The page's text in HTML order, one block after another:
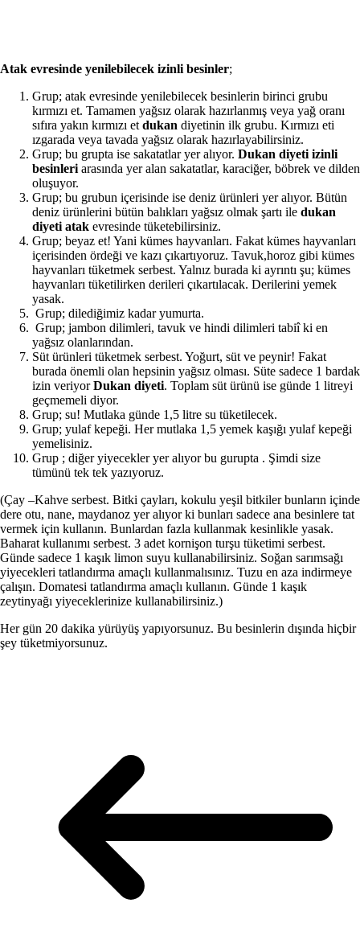
Atak evresinde yenilebilecek izinli besinler;
Grup; atak evresinde yenilebilecek besinlerin birinci grubu
kırmızı et. Tamamen yağsız olarak hazırlanmış veya yağ oranı
sıfıra yakın kırmızı et dukan diyetinin ilk grubu. Kırmızı eti
ızgarada veya tavada yağsız olarak hazırlayabilirsiniz.
Grup; bu grupta ise sakatatlar yer alıyor. Dukan diyeti izinli
besinleri arasında yer alan sakatatlar, karaciğer, böbrek ve dilden
oluşuyor.
Grup; bu grubun içerisinde ise deniz ürünleri yer alıyor. Bütün
deniz ürünlerini bütün balıkları yağsız olmak şartı ile dukan
diyeti atak evresinde tüketebilirsiniz.
Grup; beyaz et! Yani kümes hayvanları. Fakat kümes hayvanları
içerisinden ördeği ve kazı çıkartıyoruz. Tavuk,horoz gibi kümes
hayvanları tüketmek serbest. Yalnız burada ki ayrıntı şu; kümes
hayvanları tüketilirken derileri çıkartılacak. Derilerini yemek
yasak.
Grup; dilediğimiz kadar yumurta.
Grup; jambon dilimleri, tavuk ve hindi dilimleri tabiî ki en
yağsız olanlarından.
Süt ürünleri tüketmek serbest. Yoğurt, süt ve peynir! Fakat
burada önemli olan hepsinin yağsız olması. Süte sadece 1 bardak
izin veriyorDukan diyeti. Toplam süt ürünü ise günde 1 litreyi
geçmemeli diyor.
Grup; su! Mutlaka günde 1,5 litre su tüketilecek.
Grup; yulaf kepeği. Her mutlaka 1,5 yemek kaşığı yulaf kepeği
yemelisiniz.
Grup ; diğer yiyecekler yer alıyor bu gurupta . Şimdi size
tümünü tek tek yazıyoruz.
(Çay –Kahve serbest. Bitki çayları, kokulu yeşil bitkiler bunların içinde
dere otu, nane, maydanoz yer alıyor ki bunları sadece ana besinlere tat
vermek için kullanın. Bunlardan fazla kullanmak kesinlikle yasak.
Baharat kullanımı serbest. 3 adet kornişon turşu tüketimi serbest.
Günde sadece 1 kaşık limon suyu kullanabilirsiniz. Soğan sarımsağı
yiyecekleri tatlandırma amaçlı kullanmalısınız. Tuzu en aza indirmeye
çalışın. Domatesi tatlandırma amaçlı kullanın. Günde 1 kaşık
zeytinyağı yiyeceklerinize kullanabilirsiniz.)
Her gün 20 dakika yürüyüş yapıyorsunuz. Bu besinlerin dışında hiçbir
şey tüketmiyorsunuz.